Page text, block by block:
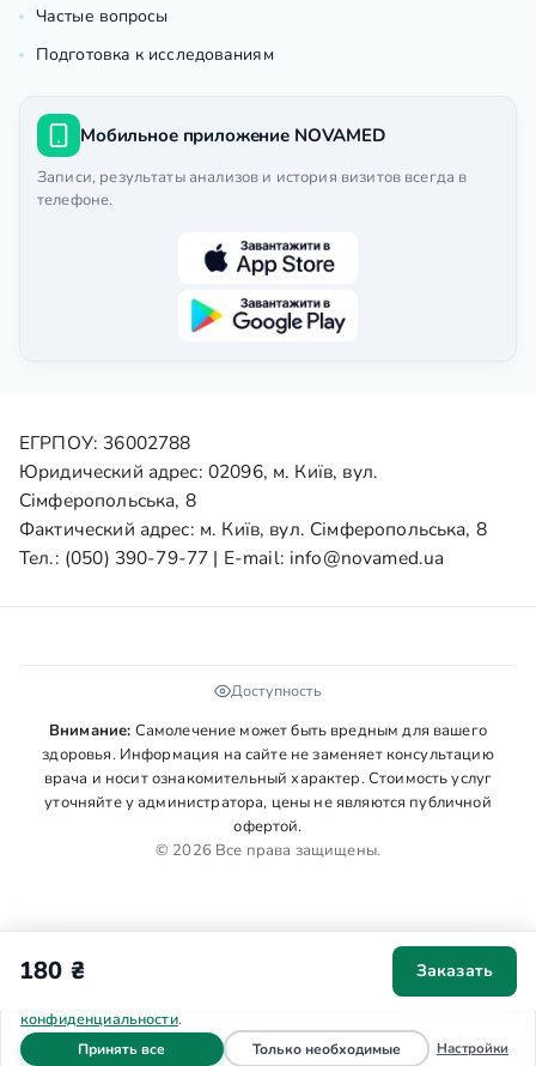
180 ₴ Заказать
Частые вопросы
Подготовка к исследованиям
Мобильное приложение NOVAMED
Записи, результаты анализов и история визитов всегда в
телефоне.
ЕГРПОУ: 36002788
Юридический адрес: 02096, м. Київ, вул.
Сімферопольська, 8
Фактический адрес: м. Київ, вул. Сімферопольська, 8
Тел.: (050) 390-79-77 | E-mail: info@novamed.ua
Доступность
Внимание: Самолечение может быть вредным для вашего
здоровья. Информация на сайте не заменяет консультацию
врача и носит ознакомительный характер. Стоимость услуг
уточняйте у администратора, цены не являются публичной
офертой.
© 2026 Все права защищены.
Мы используем cookies для аналитики и персонализации. Ваше
согласие поможет сделать сайт удобнее. Подробнее вПолитике
конфиденциальности.
Принять всефайлы cookieТолько необходимыефайлы cookie
Настройки